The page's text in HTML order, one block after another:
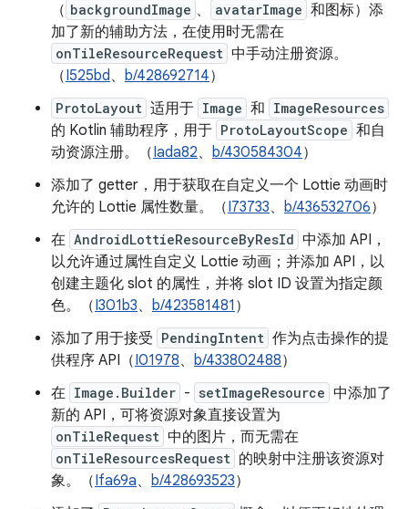
（ backgroundImage 、 avatarImage 和图标）添
加了新的辅助方法，在使用时无需在
onTileResourceRequest 中手动注册资源。
（I525bd、 b/428692714）
ProtoLayout 适用于 Image 和 ImageResources
的 Kotlin 辅助程序，用于 ProtoLayoutScope 和自
动资源注册。（Iada82、 b/430584304）
添加了 getter，用于获取在自定义一个 Lottie 动画时
允许的 Lottie 属性数量。（I73733、 b/436532706）
在 AndroidLottieResourceByResId 中添加 API，
以允许通过属性自定义 Lottie 动画；并添加 API，以
创建主题化 slot 的属性，并将 slot ID 设置为指定颜
色。（I301b3、 b/423581481 ）
添加了用于接受 PendingIntent 作为点击操作的提
供程序 API（I01978、 b/433802488）
在 Image.Builder - setImageResource 中添加了
新的 API，可将资源对象直接设置为
onTileRequest 中的图片，而无需在
onTileResourcesRequest 的映射中注册该资源对
象。（Ifa69a、 b/428693523）